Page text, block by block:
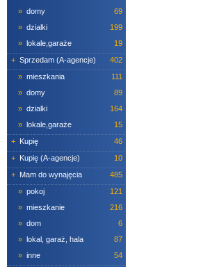
» domy
69
» dzialki
199
» lokale,garaże
19
+ Sprzedam (A-agencje)
402
» mieszkania
111
» domy
89
» dzialki
164
» lokale,garaże
15
+ Kupię
46
+ Kupię (A-agencje)
10
+ Mam do wynajęcia
485
» pokoj
121
» mieszkanie
216
» dom
6
» lokal, garaż, hala
87
» inne
54